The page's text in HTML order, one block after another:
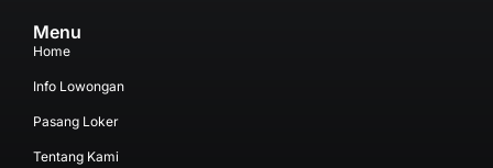
Menu
Home
Info Lowongan
Pasang Loker
Tentang Kami